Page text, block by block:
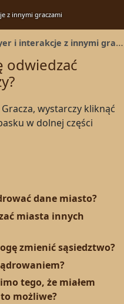
z innymi graczami
i interakcje z innymi graczami
odwiedzać
wystarczy kliknąć
w dolnej części
dane miasto?
miasta innych
zmienić sąsiedztwo?
tego, że miałem
możliwe?